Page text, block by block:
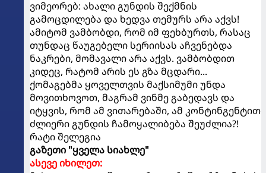
ვიმეორებ: ახალი გუნდის შექმნის
გამოცდილება და ხედვა თემურს არა აქვს!
ამიტომ ვამბობდი, რომ იმ ფეხბურთს, რასაც
თუნდაც წაუგებელი სერიისას აჩვენებდა
ნაკრები, მომავალი არა აქვს. ვამბობდით
კიდეც, რატომ არის ეს გზა მცდარი...
ქომაგებმა ყოველთვის მაქსიმუმი უნდა
მოვითხოვოთ, მაგრამ ვინმე გაბედავს და
იტყვის, რომ ამ ვითარებაში, ამ კონტინგენტით
ძლიერი გუნდის ჩამოყალიბება შეუძლია?!
რატი შელეგია
გაზეთი "ყველა სიახლე"
ასევე იხილეთ: